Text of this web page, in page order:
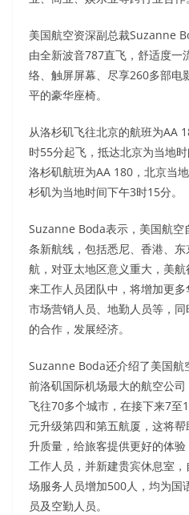
美国航空资深副总裁Suzanne
由全新波音787直飞，舒适度一
络、触屏屏幕、尽享260多部电
平的豪华座椅。
从洛杉矶飞往北京的航班为AA
时55分起飞，抵达北京为当地
洛杉矶航班为AA 180，北京当
杉矶为当地时间下午3时15分。
Suzanne Boda表示，美国航空
条新航线，包括悉尼、香港、
航，对亚太地区意义重大，美
来工作人员团队中，将增加更多
市场营销人员、地勤人员等，
的合作，发展经济。
Suzanne Boda还介绍了美国航
前洛矶国际机场最大的航空公
飞往70多个城市，在接下来7至
元升级第四和第五航厦，这将
升质量，给旅客提供更好的体
工作人员，并新建贵宾休息室
场服务人员增加500人，均为国
员及空勤人员。